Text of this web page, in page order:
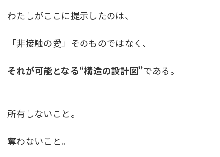
わたしがここに提示したのは、
「非接触の愛」そのものではなく、
それが可能となる“構造の設計図”である。
所有しないこと。
奪わないこと。